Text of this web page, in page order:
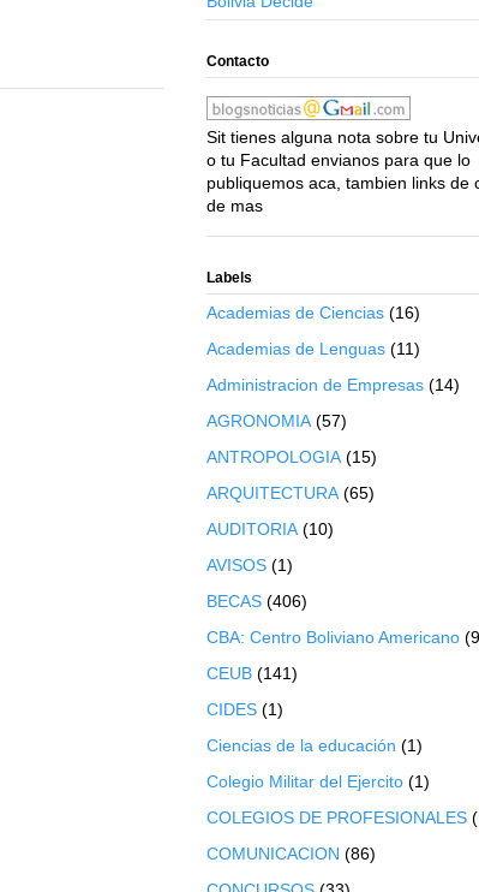
Contacto
Sit tienes alguna nota sobre tu
o tu Facultad envianos para que lo
publiquemos aca, tambien links de
de mas
Labels
Academias de Ciencias (16)
Academias de Lenguas (11)
Administracion de Empresas (14)
AGRONOMIA (57)
ANTROPOLOGIA (15)
ARQUITECTURA (65)
AUDITORIA (10)
AVISOS (1)
BECAS (406)
CBA: Centro Boliviano Americano
CEUB (141)
CIDES (1)
Ciencias de la educación (1)
Colegio Militar del Ejercito (1)
COLEGIOS DE PROFESIONALES
COMUNICACION (86)